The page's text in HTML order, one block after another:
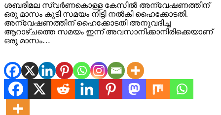
ശബരിമല സ്വര്‍ണകൊള്ള കേസിൽ അന്വേഷണത്തിന്
ഒരു മാസം കൂടി സമയം നീട്ടി നൽകി ഹൈക്കോടതി.
അന്വേഷണത്തിന് ഹൈക്കോടതി അനുവദിച്ച
ആറാഴ്ചത്തെ സമയം ഇന്ന് അവസാനിക്കാനിരിക്കെയാണ്
ഒരു മാസം…